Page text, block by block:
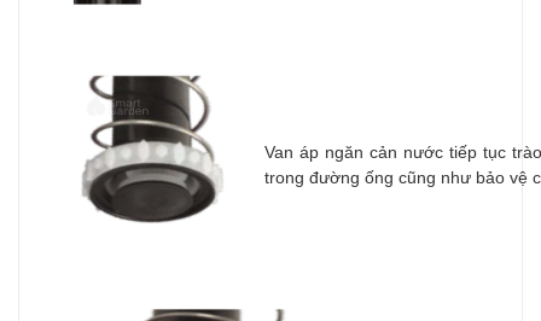
Van áp ngăn cản nước tiếp tục
trong đường ống cũng như bảo vệ